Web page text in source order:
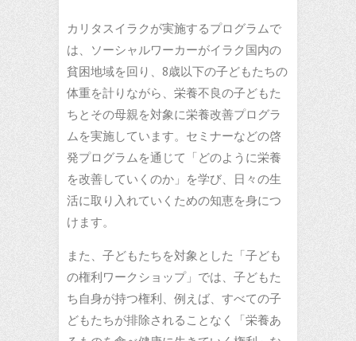
カリタスイラクが実施するプログラムで
は、ソーシャルワーカーがイラク国内の
貧困地域を回り、8歳以下の子どもたちの
体重を計りながら、栄養不良の子どもた
ちとその母親を対象に栄養改善プログラ
ムを実施しています。セミナーなどの啓
発プログラムを通じて「どのように栄養
を改善していくのか」を学び、日々の生
活に取り入れていくための知恵を身につ
けます。
また、子どもたちを対象とした「子ども
の権利ワークショップ」では、子どもた
ち自身が持つ権利、例えば、すべての子
どもたちが排除されることなく「栄養あ